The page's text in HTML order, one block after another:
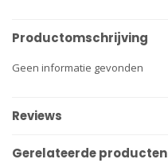
Productomschrijving
Geen informatie gevonden
Reviews
Gerelateerde producten